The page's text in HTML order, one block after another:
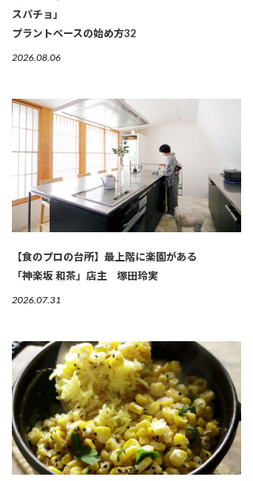
スパチョ」
プラントベースの始め方32
2026.08.06
【食のプロの台所】最上階に楽園がある
「神楽坂 和茶」店主 塚田玲実
2026.07.31